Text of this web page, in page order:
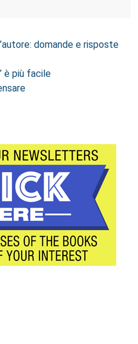
domande e risposte
è più facile